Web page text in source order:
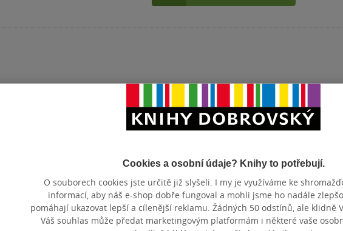
za posledních 60 dní.
Cookies a osobní údaje? Knihy to potřebují.
O souborech cookies jste určitě již slyšeli. I my je využíváme ke
informací, aby náš e-shop dobře fungoval a mohli jsme ho nadále
pomáhají ukazovat lepší a cílenější reklamu. Žádných 50 odstínů, ale klidně
Váš souhlas může předat marketingovým platformám i některé vaše